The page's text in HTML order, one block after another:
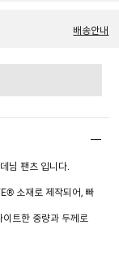
배송안내
님 팬츠 입니다.
소재로 제작되어, 빠
트한 중량과 두께로